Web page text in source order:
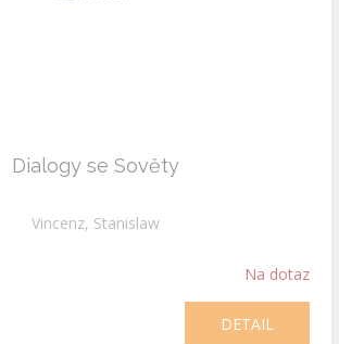
Dialogy se Sověty
Vincenz, Stanislaw
Na dotaz
DETAIL